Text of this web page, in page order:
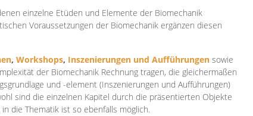
einzelne Etüden und Elemente der Biomechanik
Voraussetzungen der Biomechanik ergänzen diesen
, Workshops, Inszenierungen und Aufführungen sowie
der Biomechanik Rechnung tragen, die gleichermaßen
und -element (Inszenierungen und Aufführungen)
sind die einzelnen Kapitel durch die präsentierten Objekte
die Thematik ist so ebenfalls möglich.